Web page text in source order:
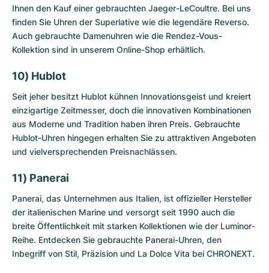
Ihnen den Kauf einer gebrauchten Jaeger-LeCoultre. Bei uns
finden Sie Uhren der Superlative wie die legendäre Reverso.
Auch gebrauchte Damenuhren wie die Rendez-Vous-
Kollektion sind in unserem Online-Shop erhältlich.
10) Hublot
Seit jeher besitzt Hublot kühnen Innovationsgeist und kreiert
einzigartige Zeitmesser, doch die innovativen Kombinationen
aus Moderne und Tradition haben ihren Preis. Gebrauchte
Hublot-Uhren hingegen erhalten Sie zu attraktiven Angeboten
und vielversprechenden Preisnachlässen.
11) Panerai
Panerai, das Unternehmen aus Italien, ist offizieller Hersteller
der italienischen Marine und versorgt seit 1990 auch die
breite Öffentlichkeit mit starken Kollektionen wie der Luminor-
Reihe. Entdecken Sie gebrauchte Panerai-Uhren, den
Inbegriff von Stil, Präzision und La Dolce Vita bei CHRONEXT.